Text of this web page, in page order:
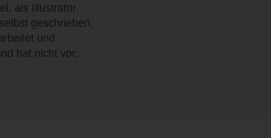
als Illustrator
geschrieben,
und
hat nicht vor,